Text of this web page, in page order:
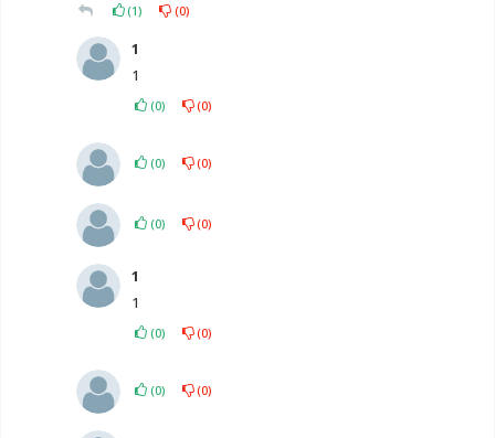
(1) (0)
1
1
(0) (0)
(0) (0)
(0) (0)
1
1
(0) (0)
(0) (0)